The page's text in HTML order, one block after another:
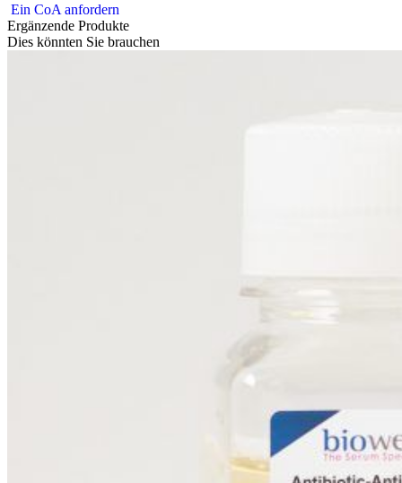
Ein CoA anfordern
Ergänzende Produkte
Dies könnten Sie brauchen